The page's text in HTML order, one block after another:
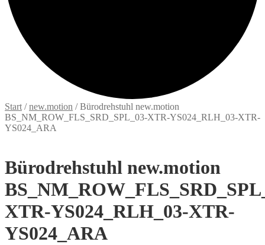
Start /new.motion /Bürodrehstuhl new.motion
BS_NM_ROW_FLS_SRD_SPL_03-XTR-YS024_RLH_03-XTR-
YS024_ARA
Bürodrehstuhl new.motion
XTR-YS024_RLH_03-XTR-
YS024_ARA